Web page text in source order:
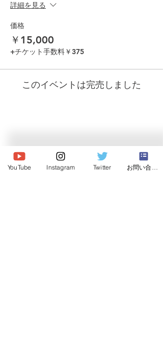
詳細を見る
価格
￥15,000
+チケット手数料￥375
このイベントは完売しました
© 2026 Japan Dog Behaviourist
Association.Allright reserved.
YouTube Instagram Twitter